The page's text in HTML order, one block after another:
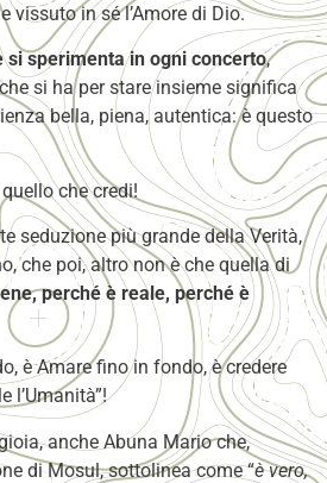
vissuto in sé l’Amore di Dio.
si sperimenta in ogni concerto,
si ha per stare insieme significa
bella, piena, autentica: è questo
che credi!
seduzione più grande della Verità,
che poi, altro non è che quella di
perché è reale, perché è
è Amare fino in fondo, è credere
l’Umanità”!
anche Abuna Mario che,
di Mosul, sottolinea come “è vero,